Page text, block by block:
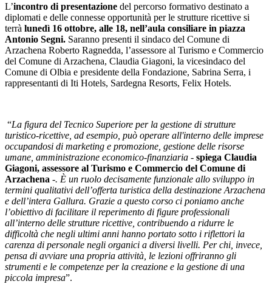
L’incontro di presentazione del percorso formativo destinato a
diplomati e delle connesse opportunità per le strutture ricettive si
terrà lunedì 16 ottobre, alle 18, nell’aula consiliare in piazza
Antonio Segni. Saranno presenti il sindaco del Comune di
Arzachena Roberto Ragnedda, l’assessore al Turismo e Commercio
del Comune di Arzachena, Claudia Giagoni, la vicesindaco del
Comune di Olbia e presidente della Fondazione, Sabrina Serra, i
rappresentanti di Iti Hotels, Sardegna Resorts, Felix Hotels.
“La figura del Tecnico Superiore per la gestione di strutture
turistico-ricettive, ad esempio, può operare all'interno delle imprese
occupandosi di marketing e promozione, gestione delle risorse
umane, amministrazione economico-finanziaria - spiega Claudia
Giagoni, assessore al Turismo e Commercio del Comune di
Arzachena -. È un ruolo decisamente funzionale allo sviluppo in
termini qualitativi dell’offerta turistica della destinazione Arzachena
e dell’intera Gallura. Grazie a questo corso ci poniamo anche
l’obiettivo di facilitare il reperimento di figure professionali
all’interno delle strutture ricettive, contribuendo a ridurre le
difficoltà che negli ultimi anni hanno portato sotto i riflettori la
carenza di personale negli organici a diversi livelli. Per chi, invece,
pensa di avviare una propria attività, le lezioni offriranno gli
strumenti e le competenze per la creazione e la gestione di una
piccola impresa”.